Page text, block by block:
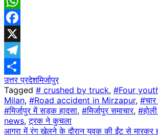
WhatsApp
Facebook
X
Telegram
Share
उत्तर प्रदेशमिर्जापुर
Tagged # crushed by truck, #Four
Milan, #Road accident in Mirzapur,
#मिर्जापुर में सड़क हादसा, #मिर्जापुर समाचार,
news,ट्रक ने कुचला
आगरा में रंग खेलने के दौरान युवक की ईंट से मारकर